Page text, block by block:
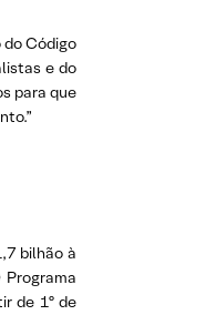
Código
e do
para que
bilhão à
de 1º de